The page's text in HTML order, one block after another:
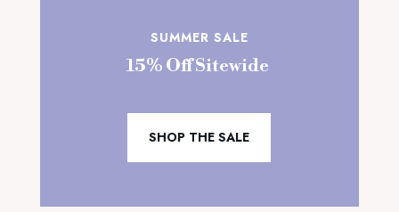
SUMMER SALE
15% Off Sitewide
SHOP THE SALE